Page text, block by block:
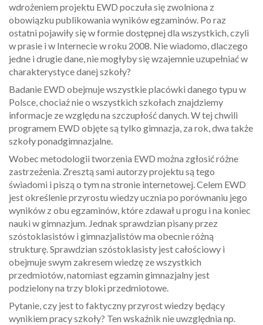
wdrożeniem projektu EWD poczuła się zwolniona z
obowiązku publikowania wyników egzaminów. Po raz
ostatni pojawiły się w formie dostępnej dla wszystkich, czyli
w prasie i w Internecie w roku 2008. Nie wiadomo, dlaczego
jedne i drugie dane, nie mogłyby się wzajemnie uzupełniać w
charakterystyce danej szkoły?
Badanie EWD obejmuje wszystkie placówki danego typu w
Polsce, chociaż nie o wszystkich szkołach znajdziemy
informacje ze względu na szczupłość danych. W tej chwili
programem EWD objęte są tylko gimnazja, za rok, dwa także
szkoły ponadgimnazjalne.
Wobec metodologii tworzenia EWD można zgłosić różne
zastrzeżenia. Zresztą sami autorzy projektu są tego
świadomi i piszą o tym na stronie internetowej. Celem EWD
jest określenie przyrostu wiedzy ucznia po porównaniu jego
wyników z obu egzaminów, które zdawał u progu i na koniec
nauki w gimnazjum. Jednak sprawdzian pisany przez
szóstoklasistów i gimnazjalistów ma obecnie różną
strukturę. Sprawdzian szóstoklasisty jest całościowy i
obejmuje swym zakresem wiedzę ze wszystkich
przedmiotów, natomiast egzamin gimnazjalny jest
podzielony na trzy bloki przedmiotowe.
Pytanie, czy jest to faktyczny przyrost wiedzy będący
wynikiem pracy szkoły? Ten wskaźnik nie uwzględnia np.